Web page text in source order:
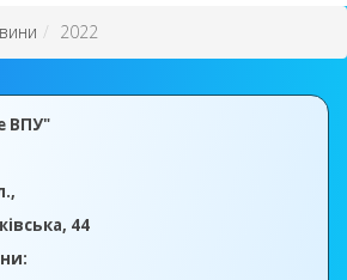
2022
ВПУ"
44